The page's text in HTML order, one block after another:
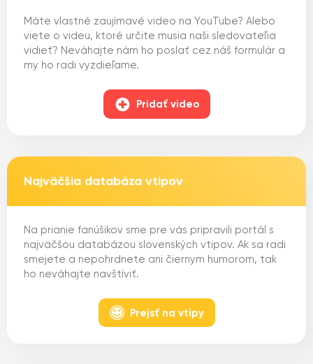
Máte vlastné zaujímavé video na YouTube? Alebo
viete o videu, ktoré určite musia naši sledovateľia
vidieť? Neváhajte nám ho poslať cez náš formulár a
my ho radi vyzdieľame.
Pridať video
Najväčšia databáza vtipov
Na prianie fanúšikov sme pre vás pripravili portál s
najväčšou databázou slovenských vtipov. Ak sa radi
smejete a nepohrdnete ani čiernym humorom, tak
ho neváhajte navštíviť.
Prejsť na vtipy